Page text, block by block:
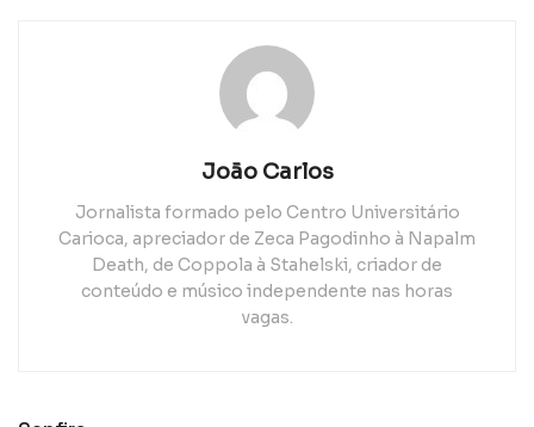
João Carlos
Jornalista formado pelo Centro Universitário
Carioca, apreciador de Zeca Pagodinho à Napalm
Death, de Coppola à Stahelski, criador de
conteúdo e músico independente nas horas
vagas.